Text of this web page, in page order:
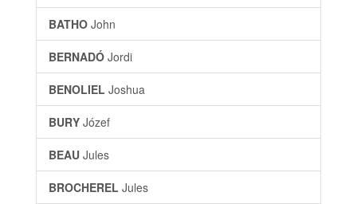
BATHO John
BERNADÓ Jordi
BENOLIEL Joshua
BURY Józef
BEAU Jules
BROCHEREL Jules